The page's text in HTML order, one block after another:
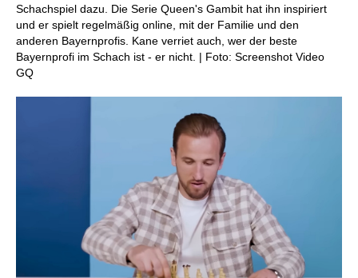
Schachspiel dazu. Die Serie Queen's Gambit hat ihn inspiriert
und er spielt regelmäßig online, mit der Familie und den
anderen Bayernprofis. Kane verriet auch, wer der beste
Bayernprofi im Schach ist - er nicht. | Foto: Screenshot Video
GQ